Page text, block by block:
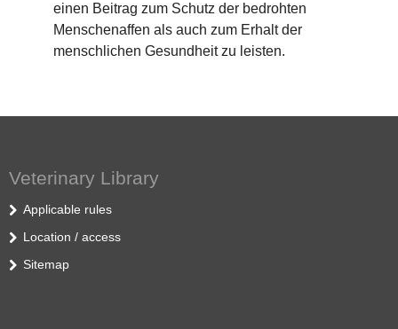
einen Beitrag zum Schutz der bedrohten
Menschenaffen als auch zum Erhalt der
menschlichen Gesundheit zu leisten.
Veterinary Library
Applicable rules
Location / access
Sitemap